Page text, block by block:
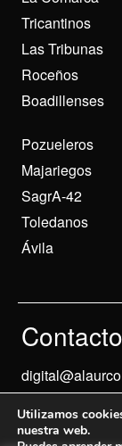
Tricantinos
Las Tribunas
Roceños
Boadillenses
Pozueleros
Majariegos
SagrA-42
Toledanos
Ávila
Contacto
Utilizamos
nuestra web.